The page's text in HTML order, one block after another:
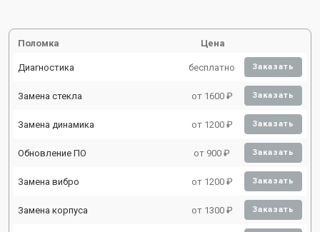
Поломка Цена
Диагностика бесплатно Заказать
Замена стекла от 1600 ₽ Заказать
Замена динамика от 1200 ₽ Заказать
Обновление ПО от 900 ₽ Заказать
Замена вибро от 1200 ₽ Заказать
Замена корпуса от 1300 ₽ Заказать